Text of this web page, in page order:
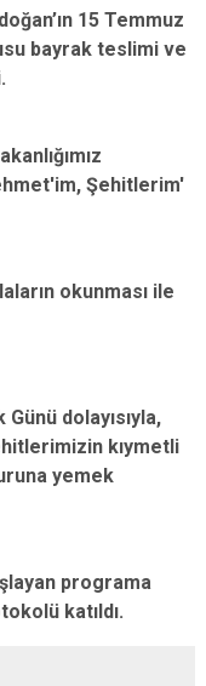
15 Temmuz
bayrak teslimi ve
Şehitlerim'
okunması ile
dolayısıyla,
kıymetli
yemek
programa
katıldı.